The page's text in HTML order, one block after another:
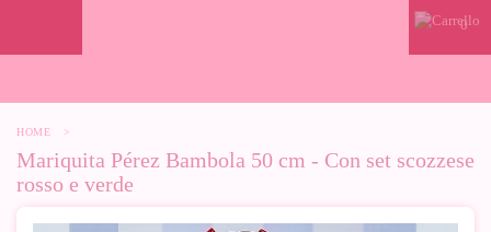
0
HOME >
Mariquita Pérez Bambola 50 cm - Con set scozzese
rosso e verde